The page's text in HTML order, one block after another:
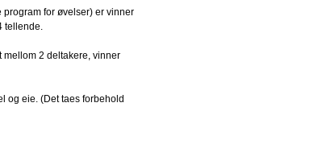
program for øvelser) er vinner
tellende.
mellom 2 deltakere, vinner
og eie. (Det taes forbehold